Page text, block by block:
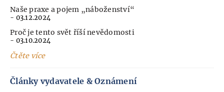
Naše praxe a pojem „náboženství“
- 03.12.2024
Proč je tento svět říší nevědomosti
- 03.10.2024
Čtěte více
Články vydavatele & Oznámení